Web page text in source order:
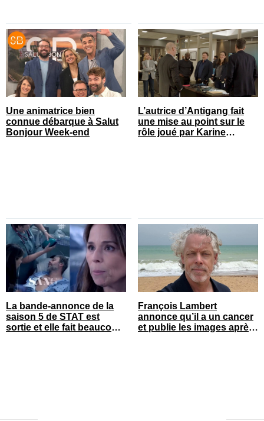
Une animatrice bien
connue débarque à Salut
Bonjour Week-end
L’autrice d’Antigang fait
une mise au point sur le
rôle joué par Karine
La bande-annonce de la
saison 5 de STAT est
sortie et elle fait beaucoup
François Lambert
annonce qu’il a un cancer
et publie les images après